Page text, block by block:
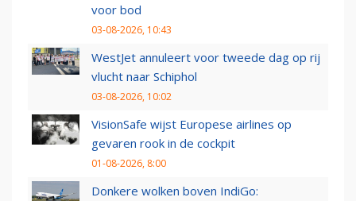
voor bod
03-08-2026, 10:43
WestJet annuleert voor tweede dag op rij
vlucht naar Schiphol
03-08-2026, 10:02
VisionSafe wijst Europese airlines op
gevaren rook in de cockpit
01-08-2026, 8:00
Donkere wolken boven IndiGo: